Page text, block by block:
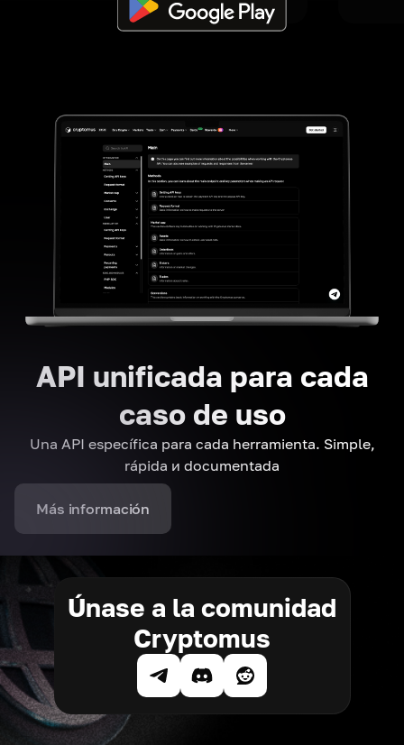
API unificada para cada
caso de uso
Una API específica para cada herramienta. Simple,
rápida и documentada
Más información
Únase a la comunidad
Cryptomus